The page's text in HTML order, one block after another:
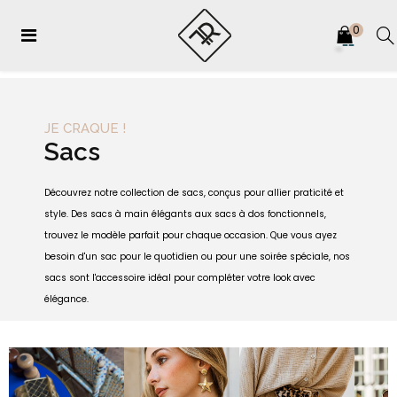
Basculer
☰ 0
Livraison en 48 à 72h offerte à partir de 29,90 € en France en point relais
JE CRAQUE !
Sacs
Découvrez notre collection de sacs, conçus pour allier praticité et
style. Des sacs à main élégants aux sacs à dos fonctionnels,
trouvez le modèle parfait pour chaque occasion. Que vous ayez
besoin d'un sac pour le quotidien ou pour une soirée spéciale, nos
sacs sont l'accessoire idéal pour compléter votre look avec
élégance.